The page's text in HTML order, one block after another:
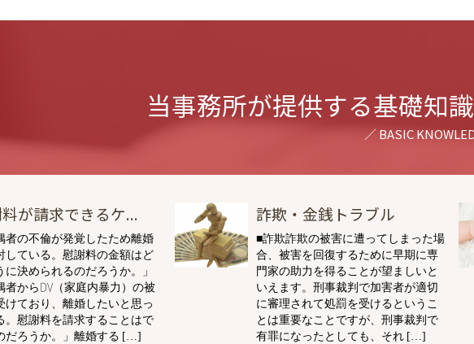
当事務所が提供する基礎知識
が請求できるケ...
者の不倫が発覚したため離婚
している。慰謝料の金額はど
に決められるのだろうか。」
者からDV（家庭内暴力）の被
けており、離婚したいと思っ
。慰謝料を請求することはで
だろうか。」離婚する […]
詐欺・金銭トラブル
■詐欺詐欺の被害に遭ってしまった場
合、被害を回復するために早期に専
門家の助力を得ることが望ましいと
いえます。刑事裁判で加害者が適切
に審理されて処罰を受けるというこ
とは重要なことですが、刑事裁判で
有罪になったとしても、それ […]